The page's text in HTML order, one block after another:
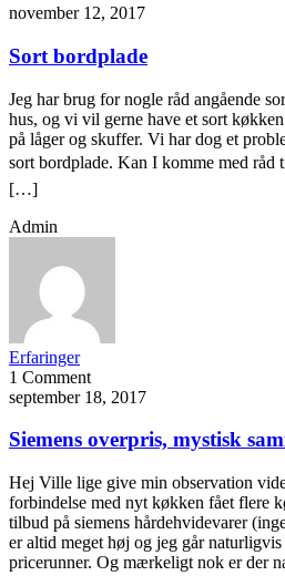
november 12, 2017
Sort bordplade
Jeg har brug for nogle råd angående
hus, og vi vil gerne have et sort
på låger og skuffer. Vi har dog et
sort bordplade. Kan I komme med råd
[…]
Admin
Erfaringer
1 Comment
september 18, 2017
Siemens overpris, mystisk
Hej Ville lige give min observation
forbindelse med nyt køkken fået flere
tilbud på siemens hårdehvidevarer
er altid meget høj og jeg går
pricerunner. Og mærkeligt nok er der